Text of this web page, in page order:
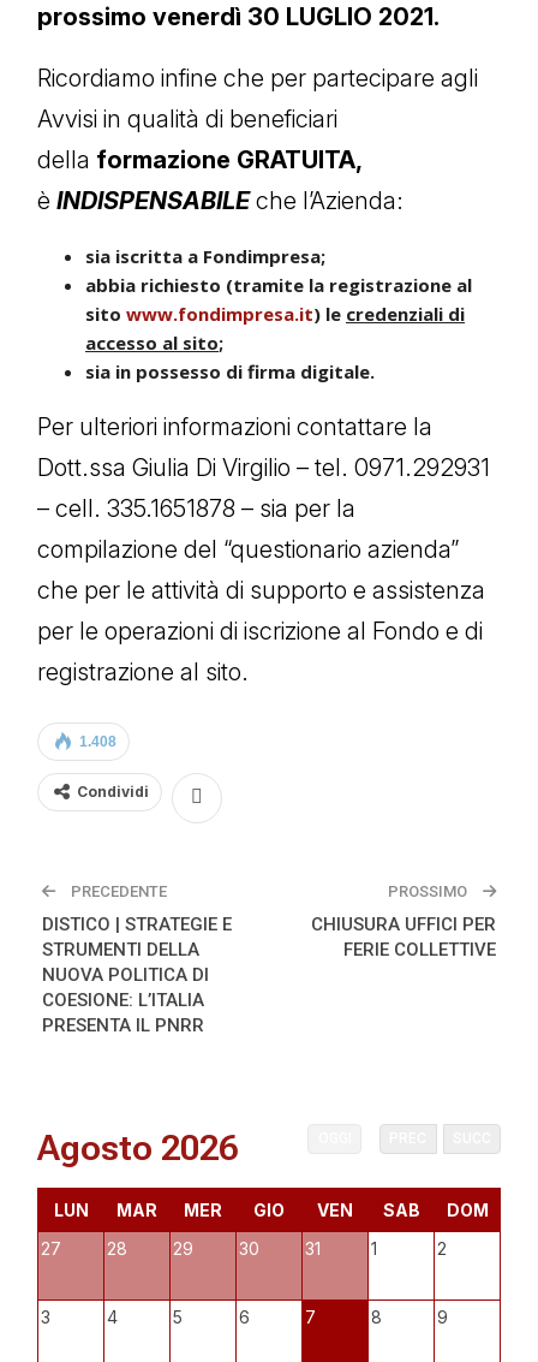
prossimo venerdì 30 LUGLIO 2021.
Ricordiamo infine che per partecipare agli
Avvisi in qualità di beneficiari
della formazione GRATUITA,
è INDISPENSABILEche l’Azienda:
sia iscritta a Fondimpresa;
abbia richiesto (tramite la registrazione al
sito www.fondimpresa.it) le credenziali di
accesso al sito;
sia in possesso di firma digitale.
Per ulteriori informazioni contattare la
Dott.ssa Giulia Di Virgilio – tel. 0971.292931
– cell. 335.1651878 – sia per la
compilazione del “questionario azienda”
che per le attività di supporto e assistenza
per le operazioni di iscrizione al Fondo e di
registrazione al sito.
1.408
Condividi
PRECEDENTE
DISTICO | STRATEGIE E
STRUMENTI DELLA
NUOVA POLITICA DI
COESIONE: L’ITALIA
PRESENTA IL PNRR
PROSSIMO
CHIUSURA UFFICI PER
FERIE COLLETTIVE
Agosto 2026
LUN MAR MER GIO VEN SAB
DOM
27
28 29 30 31 1 2
3 4 5 6 7 8 9